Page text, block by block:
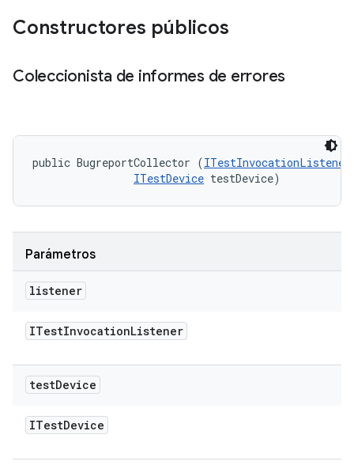
Constructores públicos
Coleccionista de informes de errores
public BugreportCollector (ITestInvocationListener
ITestDevice testDevice)
Parámetros
listener
ITestInvocationListener
testDevice
ITestDevice